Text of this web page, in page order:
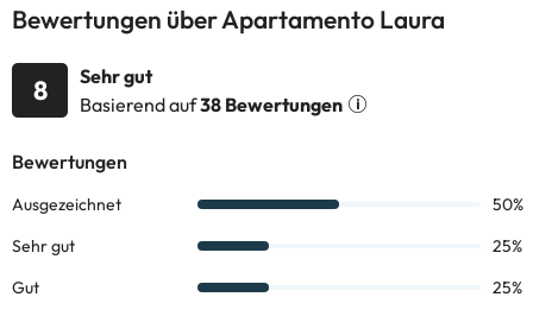
Apartamento Laura entfernt.
In dieser Unterkunft sind weder
Junggesellen-/Junggesellinnenabschiede noch ähnliche Feiern
erlaubt. Von einem privaten Gastgeber geführt
Die entsprechenden Preise könnt ihr direkt bei der Unterkunft
erfragen. Alle Informationen auf dieser Seite können von der
uns.
Bewertungen über Apartamento Laura
8
Sehr gut
Basierend auf38 Bewertungen